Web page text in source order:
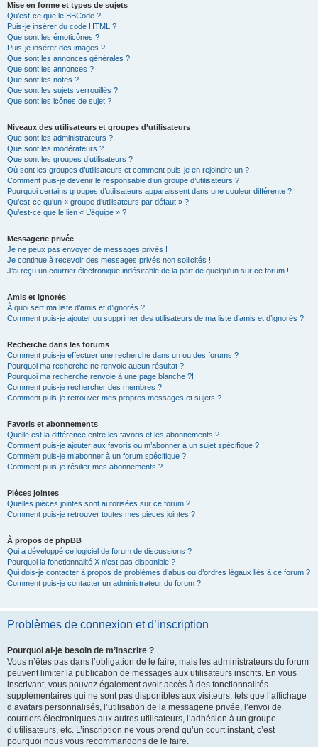
Mise en forme et types de sujets
Qu’est-ce que le BBCode ?
Puis-je insérer du code HTML ?
Que sont les émoticônes ?
Puis-je insérer des images ?
Que sont les annonces générales ?
Que sont les annonces ?
Que sont les notes ?
Que sont les sujets verrouillés ?
Que sont les icônes de sujet ?
Niveaux des utilisateurs et groupes d’utilisateurs
Que sont les administrateurs ?
Que sont les modérateurs ?
Que sont les groupes d’utilisateurs ?
Où sont les groupes d’utilisateurs et comment puis-je en rejoindre un ?
Comment puis-je devenir le responsable d’un groupe d’utilisateurs ?
Pourquoi certains groupes d’utilisateurs apparaissent dans une couleur différente ?
Qu’est-ce qu’un « groupe d’utilisateurs par défaut » ?
Qu’est-ce que le lien « L’équipe » ?
Messagerie privée
Je ne peux pas envoyer de messages privés !
Je continue à recevoir des messages privés non sollicités !
J’ai reçu un courrier électronique indésirable de la part de quelqu’un sur ce forum !
Amis et ignorés
À quoi sert ma liste d’amis et d’ignorés ?
Comment puis-je ajouter ou supprimer des utilisateurs de ma liste d’amis et d’ignorés ?
Recherche dans les forums
Comment puis-je effectuer une recherche dans un ou des forums ?
Pourquoi ma recherche ne renvoie aucun résultat ?
Pourquoi ma recherche renvoie à une page blanche ?!
Comment puis-je rechercher des membres ?
Comment puis-je retrouver mes propres messages et sujets ?
Favoris et abonnements
Quelle est la différence entre les favoris et les abonnements ?
Comment puis-je ajouter aux favoris ou m’abonner à un sujet spécifique ?
Comment puis-je m’abonner à un forum spécifique ?
Comment puis-je résilier mes abonnements ?
Pièces jointes
Quelles pièces jointes sont autorisées sur ce forum ?
Comment puis-je retrouver toutes mes pièces jointes ?
À propos de phpBB
Qui a développé ce logiciel de forum de discussions ?
Pourquoi la fonctionnalité X n’est pas disponible ?
Qui dois-je contacter à propos de problèmes d’abus ou d’ordres légaux liés à ce forum ?
Comment puis-je contacter un administrateur du forum ?
Problèmes de connexion et d’inscription
Pourquoi ai-je besoin de m’inscrire ?
Vous n’êtes pas dans l’obligation de le faire, mais les administrateurs du forum
peuvent limiter la publication de messages aux utilisateurs inscrits. En vous
inscrivant, vous pouvez également avoir accès à des fonctionnalités
supplémentaires qui ne sont pas disponibles aux visiteurs, tels que l’affichage
d’avatars personnalisés, l’utilisation de la messagerie privée, l’envoi de
courriers électroniques aux autres utilisateurs, l’adhésion à un groupe
d’utilisateurs, etc. L’inscription ne vous prend qu’un court instant, c’est
pourquoi nous vous recommandons de le faire.